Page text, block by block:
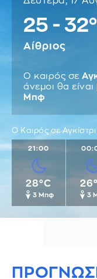
25 -
Αίθριος
Ο καιρός σε
άνεμοι θα είναι
Μπφ
Ο Καιρός σε
21:00
28°C
3 Μπφ 3